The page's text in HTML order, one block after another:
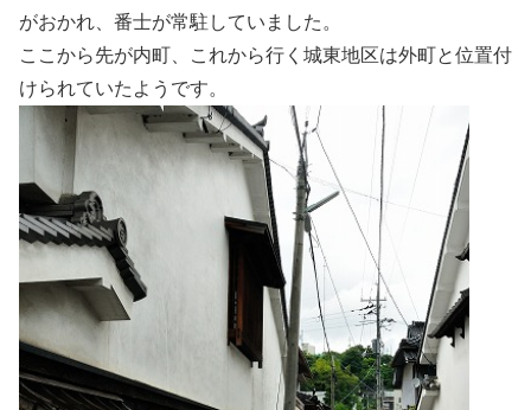
がおかれ、番士が常駐していました。
ここから先が内町、これから行く城東地区は外町と位置付
けられていたようです。